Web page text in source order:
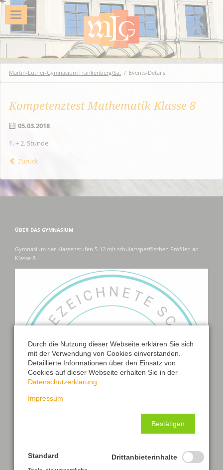
Martin-Luther-Gymnasium Frankenberg/Sa. Events-Details
Kompetenztest Mathematik Klasse 8
05.03.2018
1. + 2. Stunde
Zurück
ÜBER DAS GYMNASIUM
Gymnasium der Klassenstufen 5-12 mit schulartspezifischen Profilen ab
Klasse 8
Durch die Nutzung dieser Webseite erklären Sie sich
mit der Verwendung von Cookies einverstanden.
Detaillierte Informationen über den Einsatz von
Cookies auf dieser Webseite erhalten Sie in der
Datenschutzerklärung
Impressum
Bestätigen
Standard Drittanbieterinhalte